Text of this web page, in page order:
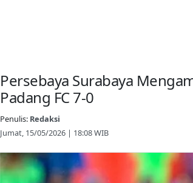
Persebaya Surabaya
Padang FC 7-0
Penulis: Redaksi
Jumat, 15/05/2026 | 18:08 WIB